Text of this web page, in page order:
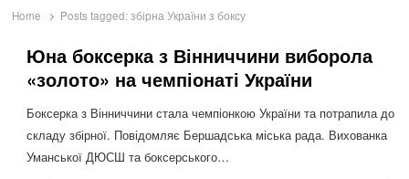
Home Posts tagged:збірна України з боксу
Юна боксерка з Вінниччини виборола
«золото» на чемпіонаті України
Боксерка з Вінниччини стала чемпіонкою України та потрапила до
складу збірної. Повідомляє Бершадська міська рада. Вихованка
Уманської ДЮСШ та боксерського…